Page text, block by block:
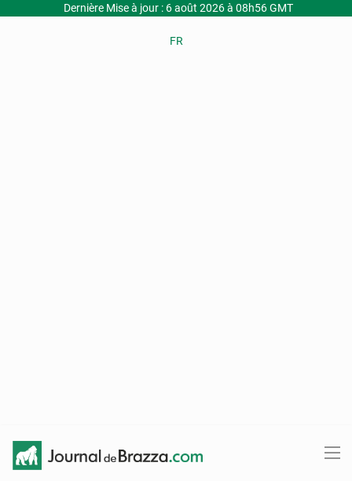
Dernière Mise à jour : 6 août 2026 à 08h56 GMT
FR